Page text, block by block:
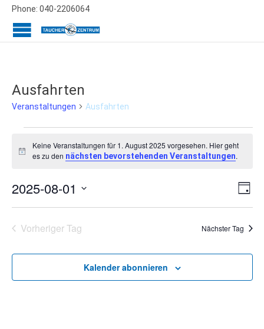
Phone: 040-2206064
Ausfahrten
Veranstaltungen Ausfahrten
für
August
Hinweis
Keine Veranstaltungen für 1. August 2025 vorgesehen. Hier geht
es zu den nächsten bevorstehenden Veranstaltungen.
Tag
2025-08-01
Vorheriger Tag Nächster Tag
Kalender abonnieren